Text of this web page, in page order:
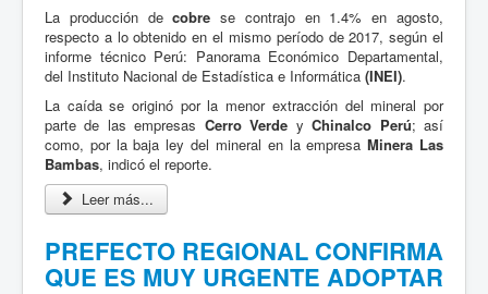
La producción decobre se contrajo en 1.4% en agosto,
respecto a lo obtenido en el mismo período de 2017, según el
informe técnico Perú: Panorama Económico Departamental,
del Instituto Nacional de Estadística e Informática (INEI).
La caída se originó por la menor extracción del mineral por
parte de las empresas Cerro Verde y Chinalco Perú; así
como, por la baja ley del mineral en la empresaMinera Las
Bambas, indicó el reporte.
Leer más...
PREFECTO REGIONAL CONFIRMA
QUE ES MUY URGENTE ADOPTAR